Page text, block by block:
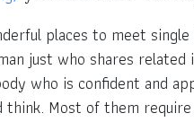
places to meet
just who shares
who is confident and
think. Most of them